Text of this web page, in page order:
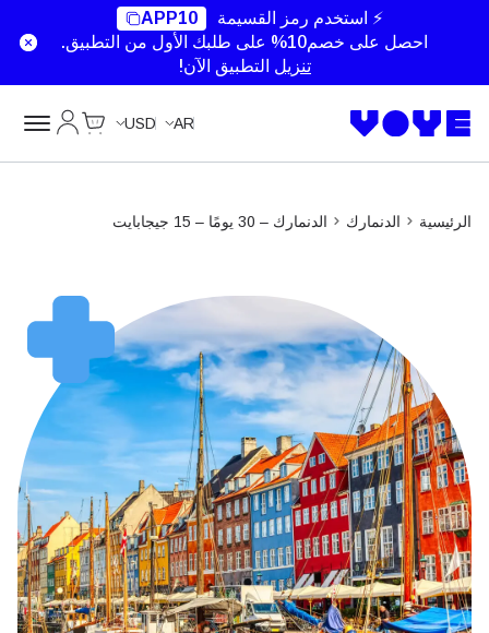
⚡ استخدم رمز القسيمة
APP10
احصل على خصم10% على طلبك الأول من التطبيق.
تنزيل التطبيق الآن!
AR
USD
الرئيسية الدنمارك الدنمارك – 30 يومًا – 15 جيجابايت
Unlimited Data
Unlimited Data
Unlimited Data
Unlimited Data